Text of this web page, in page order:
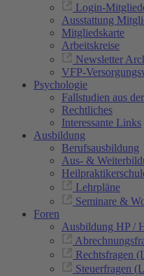
Login-
Ausstattung
Mitgliedskarte
Arbeitskreise
Newsletter
VFP-
Psychologie
Fallstudien aus
Rechtliches
Interessante Links
Ausbildung
Berufsausbildung
Aus- &
Lehrpläne
Seminare &
Foren
Ausbildung HP /
Rechtsfragen
Steuerfragen